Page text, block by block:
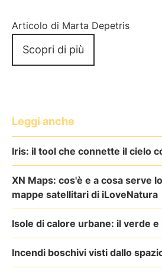
Articolo di Marta Depetris
Scopri di più
Leggi anche
Iris: il tool che connette il cielo
XN Maps: cos'è e a cosa serve
mappe satellitari di iLoveNatura
Isole di calore urbane: il verde
Incendi boschivi visti dallo